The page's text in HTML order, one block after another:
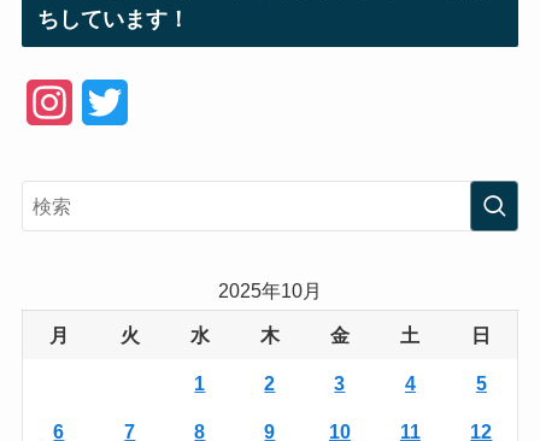
ちしています！
e
2025年10月
月 火 水 木 金 土 日
1 2 3 4 5
6 7 8 9 10 11 12